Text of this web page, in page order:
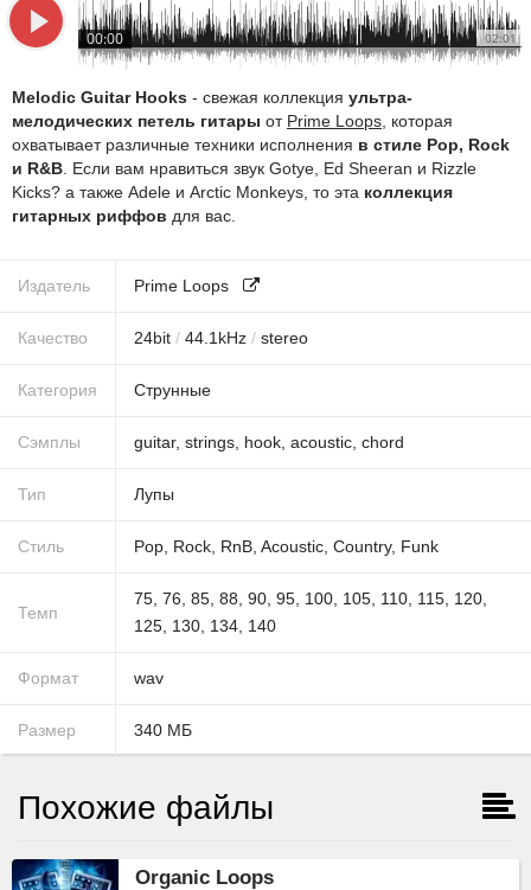
02:01
00:00
Melodic Guitar Hooks - свежая коллекция ультра-
мелодических петель гитары от Prime Loops , которая
охватывает различные техники исполнения в стиле Pop, Rock
и R&B . Если вам нравиться звук Gotye, Ed Sheeran и Rizzle
Kicks? а также Adele и Arctic Monkeys, то эта коллекция
гитарных риффов для вас.
Издатель Prime Loops
Качество 24bit / 44.1 kHz / stereo
Категория Струнные
Сэмплы guitar, strings hook acoustic chord
Тип Лупы
Стиль Pop Rock RnB Acoustic Country, Funk
Темп
75 76 85 88 90 95 100 105 110 115 120
125 130 134 140
Формат wav
Размер 340 МБ
Похожие файлы
Organic Loops